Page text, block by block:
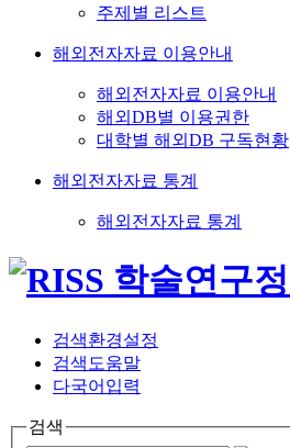
주제별 리스트
해외전자자료 이용안내
해외전자자료 이용안내
해외DB별 이용권한
대학별 해외DB 구독현황
해외전자자료 통계
해외전자자료 통계
검색환경설정
검색도움말
다국어입력
검색